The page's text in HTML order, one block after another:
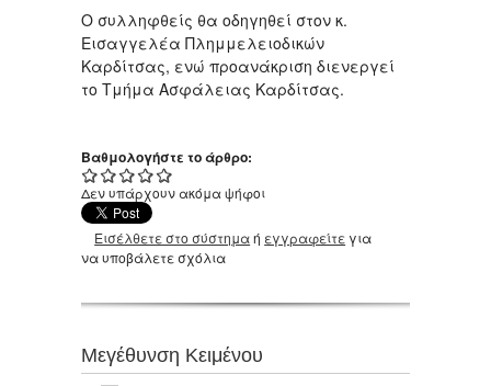
Ο συλληφθείς θα οδηγηθεί στον κ.
Εισαγγελέα Πλημμελειοδικών
Καρδίτσας, ενώ προανάκριση διενεργεί
το Τμήμα Ασφάλειας Καρδίτσας.
Βαθμολογήστε το άρθρο:
Δεν υπάρχουν ακόμα ψήφοι
Εισέλθετε στο σύστημαή εγγραφείτε για
να υποβάλετε σχόλια
Μεγέθυνση Κειμένου